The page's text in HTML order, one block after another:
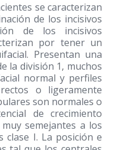
se caracterizan
de los incisivos
de los incisivos
por tener un
Presentan una
la división 1, muchos
normal y perfiles
o ligeramente
son normales o
de crecimiento
semejantes a los
clase I. La posición e